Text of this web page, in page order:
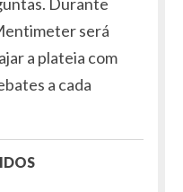
será
a plateia com
a cada